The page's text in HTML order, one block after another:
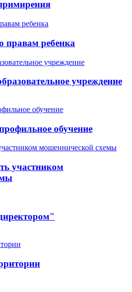
правам ребенка
учреждение
обучение
участником